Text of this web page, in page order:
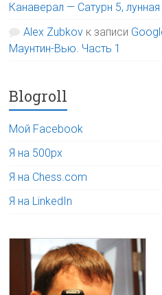
Канаверал — Сатурн 5,
Alex Zubkov к записи
Маунтин-Вью. Часть 1
Blogroll
Мой Facebook
Я на 500px
Я на Chess.com
Я на LinkedIn